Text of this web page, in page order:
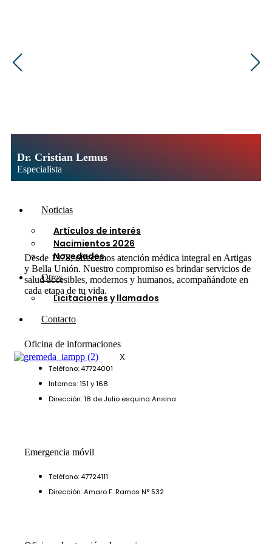
Medicur
Secretaría
Noticias
Artículos de interés
Nacimientos 2026
Novedades
Otros
Licitaciones y llamados
Contacto
X
Dr. Cristian Lemus
Especialista
Desde 1978, ofrecemos atención médica integral en Artigas
y Bella Unión. Nuestro compromiso es brindar servicios de
salud accesibles, modernos y humanos, acompañándote en
cada etapa de tu vida.
Oficina de informaciones
Teléfono: 47724001
Internos: 151 y 168
Dirección: 18 de Julio esquina Ansina
Emergencia móvil
Teléfono: 47724111
Dirección: Amaro F. Ramos N° 532